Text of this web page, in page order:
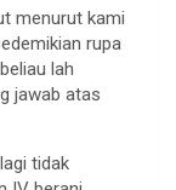
menurut kami
rupa
lah
jawab atas
tidak